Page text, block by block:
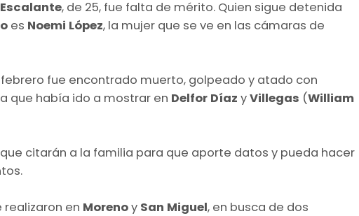
, de 25, fue falta de mérito. Quien sigue detenida
es Noemi López, la mujer que se ve en las cámaras de
fue encontrado muerto, golpeado y atado con
que había ido a mostrar en Delfor Díaz yVillegas (William
citarán a la familia para que aporte datos y pueda hacer
en Morenoy San Miguel, en busca de dos